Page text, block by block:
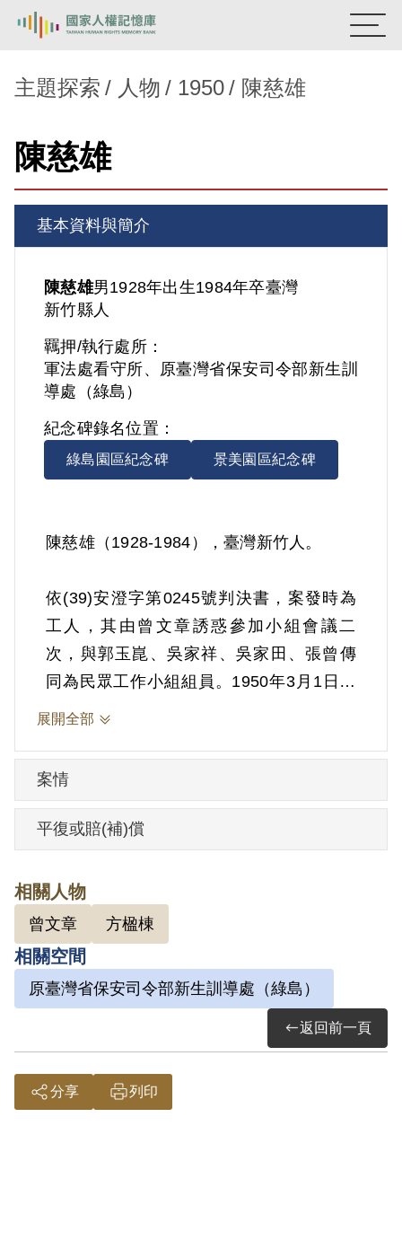
新生訓導處
主題探索
背景知識
關於我們
主題探索 人物 1950 陳慈雄
陳慈雄
基本資料與簡介
陳慈雄男1928年出生1984年卒臺灣
新竹縣人
羈押/執行處所：
軍法處看守所、原臺灣省保安司令部新生訓
導處（綠島）
紀念碑錄名位置：
綠島園區紀念碑 景美園區紀念碑
陳慈雄（1928-1984），臺灣新竹人。
依(39)安澄字第0245號判決書，案發時為
工人，其由曾文章誘惑參加小組會議二
次，與郭玉崑、吳家祥、吳家田、張曾傳
同為民眾工作小組組員。1950年3月1日被
羈押。1950年經臺灣省保安司令部以《懲
釋。
其家屬於1999年5月向補償基金會提出申
核通過予以補償。補償理由為原判決認定
其參加叛亂之組織，僅以其之自白為據，
並無其他具體之佐證，且原判決對其所參
加「臺灣民主自治同盟」之性質與目的均
未予詳加查證敘明，故認本案非有實據。
2018年10月經促轉會公告撤銷判決處分。
展開全部
案情
平復或賠(補)償
相關人物
曾文章 方楹棟
相關空間
原臺灣省保安司令部新生訓導處（綠島）
返回前一頁
分享 列印